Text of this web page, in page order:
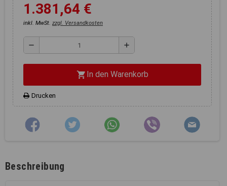
1.381,64 €
inkl. MwSt. zzgl. Versandkosten
remove add
shopping_cart In den Warenkorb
Drucken
Beschreibung